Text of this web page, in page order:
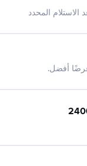
أفضل.